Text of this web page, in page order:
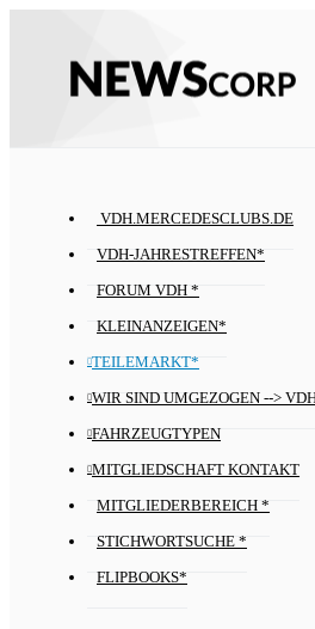
VDH.MERCEDESCLUBS.DE
VDH-JAHRESTREFFEN*
FORUM VDH *
KLEINANZEIGEN*
TEILEMARKT*
WIR SIND UMGEZOGEN -->
FAHRZEUGTYPEN
MITGLIEDSCHAFT KONTAKT
MITGLIEDERBEREICH *
STICHWORTSUCHE *
FLIPBOOKS*